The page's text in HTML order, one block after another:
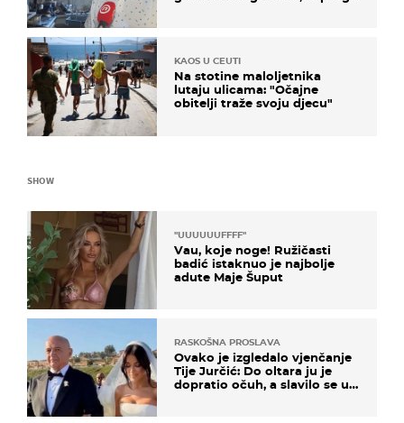
KAOS U CEUTI
Na stotine maloljetnika
lutaju ulicama: "Očajne
obitelji traže svoju djecu"
SHOW
"UUUUUUFFFF"
Vau, koje noge! Ružičasti
badić istaknuo je najbolje
adute Maje Šuput
RASKOŠNA PROSLAVA
Ovako je izgledalo vjenčanje
Tije Jurčić: Do oltara ju je
dopratio očuh, a slavilo se uz